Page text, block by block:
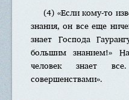
(4) «Если кому-то
знания, он все еще
знает Господа
большим знанием!»
человек знает
совершенствами».